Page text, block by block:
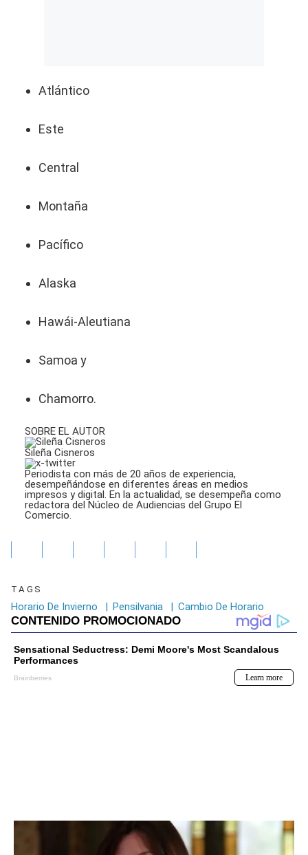
Atlántico
Este
Central
Montaña
Pacífico
Alaska
Hawái-Aleutiana
Samoa y
Chamorro.
SOBRE EL AUTOR
Sileña Cisneros
Periodista con más de 20 años de experiencia,
desempeñándose en diferentes áreas en medios
impresos y digital. En la actualidad, se desempeña como
redactora del Núcleo de Audiencias del Grupo El
Comercio.
TAGS
Horario De Invierno | Pensilvania | Cambio De Horario